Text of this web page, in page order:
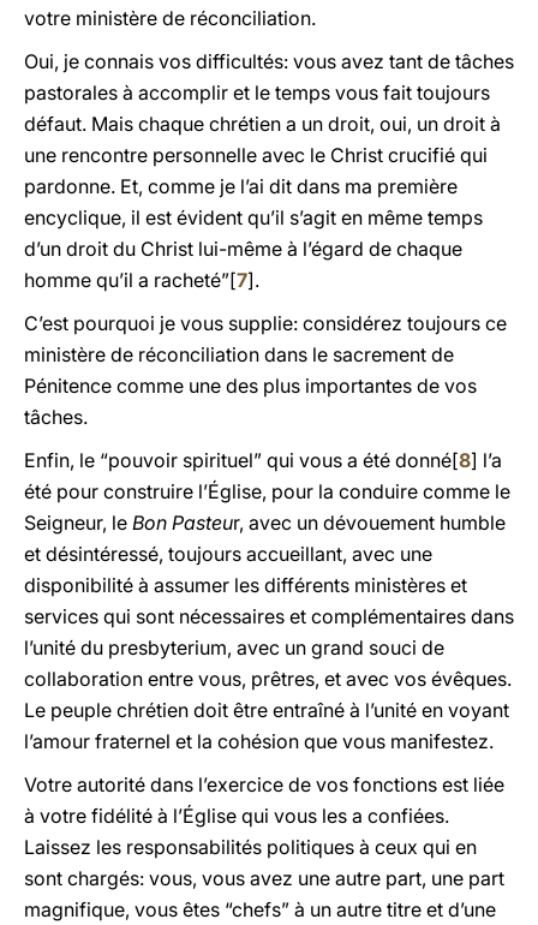
votre ministère de réconciliation.
Oui, je connais vos difficultés: vous avez tant de tâches
pastorales à accomplir et le temps vous fait toujours
défaut. Mais chaque chrétien a un droit, oui, un droit à
une rencontre personnelle avec le Christ crucifié qui
pardonne. Et, comme je l’ai dit dans ma première
encyclique, il est évident qu’il s’agit en même temps
d’un droit du Christ lui-même à l’égard de chaque
homme qu’il a racheté”[7].
C’est pourquoi je vous supplie: considérez toujours ce
ministère de réconciliation dans le sacrement de
Pénitence comme une des plus importantes de vos
tâches.
Enfin, le “pouvoir spirituel” qui vous a été donné[8] l’a
été pour construire l’Église, pour la conduire comme le
Seigneur, le Bon Pasteur, avec un dévouement humble
et désintéressé, toujours accueillant, avec une
disponibilité à assumer les différents ministères et
services qui sont nécessaires et complémentaires dans
l’unité du presbyterium, avec un grand souci de
collaboration entre vous, prêtres, et avec vos évêques.
Le peuple chrétien doit être entraîné à l’unité en voyant
l’amour fraternel et la cohésion que vous manifestez.
Votre autorité dans l’exercice de vos fonctions est liée
à votre fidélité à l’Église qui vous les a confiées.
Laissez les responsabilités politiques à ceux qui en
sont chargés: vous, vous avez une autre part, une part
magnifique, vous êtes “chefs” à un autre titre et d’une